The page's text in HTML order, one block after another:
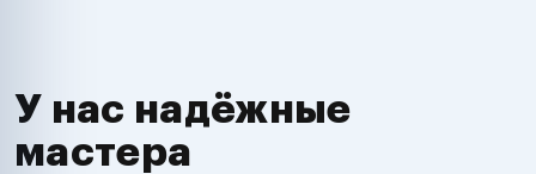
У нас надёжные
мастера